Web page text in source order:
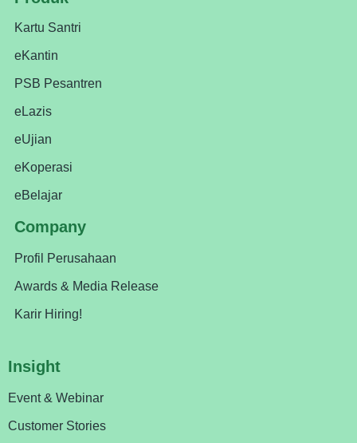
Kartu Santri
eKantin
PSB Pesantren
eLazis
eUjian
eKoperasi
eBelajar
Company
Profil Perusahaan
Awards & Media Release
Karir Hiring!
Insight
Event & Webinar
Customer Stories